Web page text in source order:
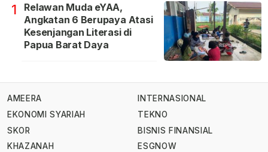
1
Relawan Muda eYAA,
Angkatan 6 Berupaya Atasi
Kesenjangan Literasi di
Papua Barat Daya
AMEERA
EKONOMI SYARIAH
SKOR
KHAZANAH
INTERNASIONAL
TEKNO
BISNIS FINANSIAL
ESGNOW